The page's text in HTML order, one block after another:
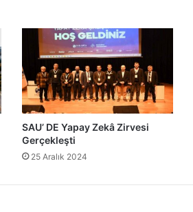
SAU’ DE Yapay Zekâ Zirvesi
Gerçekleşti
25 Aralık 2024